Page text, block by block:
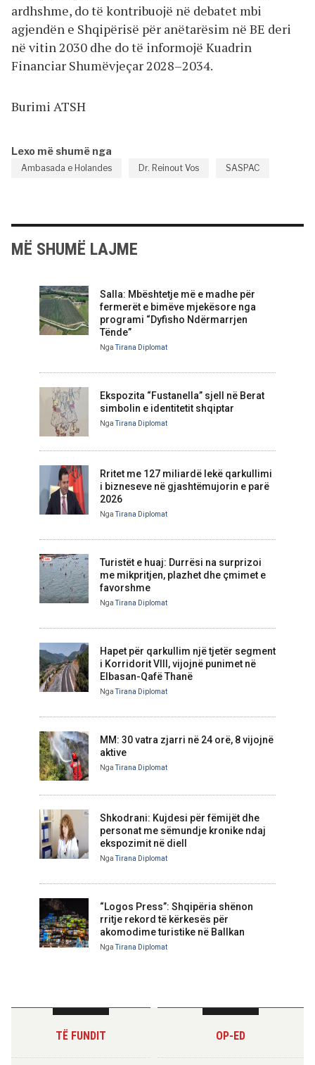
ardhshme, do të kontribuojë në debatet mbi
agjendën e Shqipërisë për anëtarësim në BE deri
në vitin 2030 dhe do të informojë Kuadrin
Financiar Shumëvjeçar 2028–2034.
Burimi ATSH
Lexo më shumë nga
Ambasada e Holandes Dr. Reinout Vos SASPAC
MË SHUMË LAJME
Salla: Mbështetje më e madhe për
fermerët e bimëve mjekësore nga
programi “Dyfisho Ndërmarrjen
Tënde”
Nga Tirana Diplomat
Ekspozita “Fustanella” sjell në Berat
simbolin e identitetit shqiptar
Nga Tirana Diplomat
Rritet me 127 miliardë lekë qarkullimi
i bizneseve në gjashtëmujorin e parë
2026
Nga Tirana Diplomat
Turistët e huaj: Durrësi na surprizoi
me mikpritjen, plazhet dhe çmimet e
favorshme
Nga Tirana Diplomat
Hapet për qarkullim një tjetër segment
i Korridorit VIII, vijojnë punimet në
Elbasan-Qafë Thanë
Nga Tirana Diplomat
MM: 30 vatra zjarri në 24 orë, 8 vijojnë
aktive
Nga Tirana Diplomat
Shkodrani: Kujdesi për fëmijët dhe
personat me sëmundje kronike ndaj
ekspozimit në diell
Nga Tirana Diplomat
“Logos Press”: Shqipëria shënon
rritje rekord të kërkesës për
akomodime turistike në Ballkan
Nga Tirana Diplomat
TË FUNDIT OP-ED